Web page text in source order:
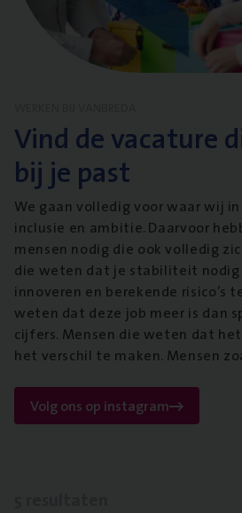
Vind de vacature
bij je past
We gaan volledig voor waar wij
inclusie en ambitie. Daarvoor
mensen nodig die ook volledig
die weten dat je stabiliteit
innoveren en berekende risico’s
weten dat deze job meer is dan
cijfers. Mensen die weten dat
het verschil te maken. Mensen
Volg ons op instagram